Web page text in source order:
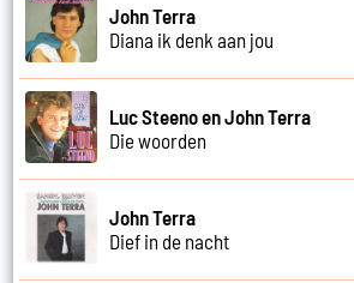
John Terra
Diana ik denk aan jou
Luc Steeno en John Terra
Die woorden
John Terra
Dief in de nacht